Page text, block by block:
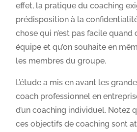
effet, la pratique du coaching
prédisposition à la
chose qui n’est pas facile quand
équipe et qu’on souhaite en
les membres du groupe.
L’étude a mis en avant les
coach professionnel en
d’un coaching individuel. Notez
ces objectifs de coaching sont